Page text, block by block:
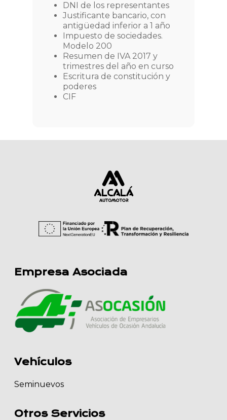
DNI de los representantes
Justificante bancario, con
antigüedad inferior a 1 año
Impuesto de sociedades.
Modelo 200
Resumen de IVA 2017 y
trimestres del año en curso
Escritura de constitución y
poderes
CIF
Empresa Asociada
Vehículos
Seminuevos
Otros Servicios